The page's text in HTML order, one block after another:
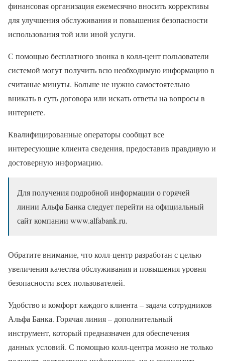
финансовая организация ежемесячно вносить коррективы
для улучшения обслуживания и повышения безопасности
использования той или иной услуги.
С помощью бесплатного звонка в колл-цент пользователи
системой могут получить всю необходимую информацию в
считаные минуты. Больше не нужно самостоятельно
вникать в суть договора или искать ответы на вопросы в
интернете.
Квалифицированные операторы сообщат все
интересующие клиента сведения, предоставив правдивую и
достоверную информацию.
Для получения подробной информации о горячей
линии Альфа Банка следует перейти на официальный
сайт компании www.alfabank.ru.
Обратите внимание, что колл-центр разработан с целью
увеличения качества обслуживания и повышения уровня
безопасности всех пользователей.
Удобство и комфорт каждого клиента – задача сотрудников
Альфа Банка. Горячая линия – дополнительный
инструмент, который предназначен для обеспечения
данных условий. С помощью колл-центра можно не только